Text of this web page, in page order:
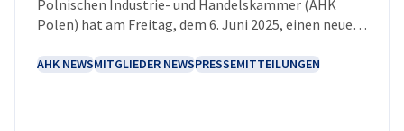
Polnischen Industrie- und Handelskammer (AHK
Polen) hat am Freitag, dem 6. Juni 2025, einen neuen
AHK NEWSMITGLIEDER NEWSPRESSEMITTEILUNGEN